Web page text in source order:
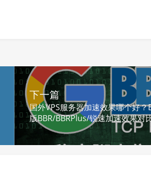
支付宝扫一
下一篇
国外VPS服务器加速效果哪个好？
版BBR/BBRPlus/锐速加速效果对